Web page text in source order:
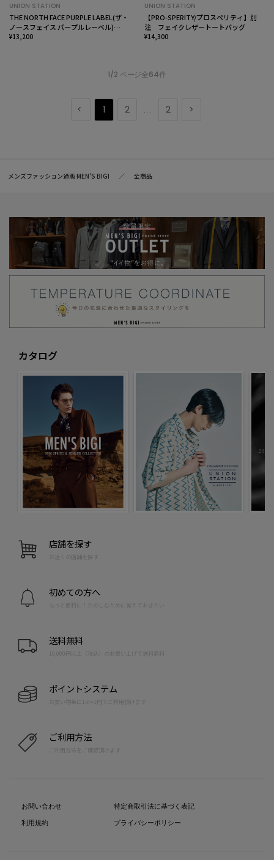
UNION STATION
THE NORTH FACE PURPLE LABEL(ザ・
ノースフェイス パープルレーベル)
CORDURA ナイロン ショルダーバッグ
¥13,200
UNION STATION
【PRO-SPERITY/プロスペリティ】別
注 フェイクレザートートバッグ
¥14,300
1/2 ページ全64件
1 2 ... 2
メンズファッション通販 MEN'S BIGI 全商品
カタログ
店舗を探す
お近くの店舗を探す
初めての方へ
もっと便利に！たのしむために覚えておきたい
送料無料
10,000円以上（税込）のお買い上げで送料無料
ポイントシステム
お買い物毎に1pt=1円でご利用頂けます
ご利用方法
ご利用方法をご確認頂けます
お問い合わせ
利用規約
特定商取引法に基づく表記
プライバシーポリシー